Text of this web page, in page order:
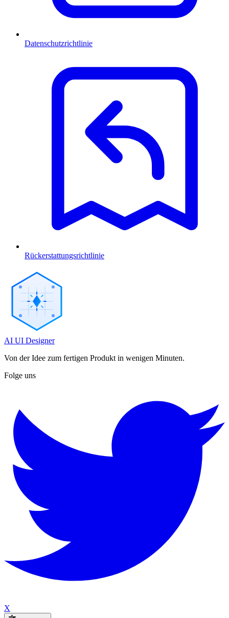
Datenschutzrichtlinie
Rückerstattungsrichtlinie
AI UI Designer
Von der Idee zum fertigen Produkt in wenigen Minuten.
Folge uns
X